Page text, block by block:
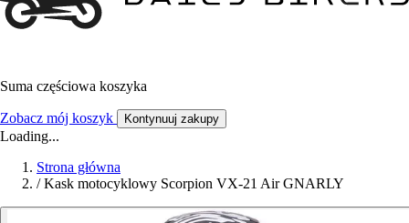
Suma częściowa koszyka
Zobacz mój koszyk Kontynuuj zakupy
Loading...
Strona główna
/ Kask motocyklowy Scorpion VX-21 Air GNARLY